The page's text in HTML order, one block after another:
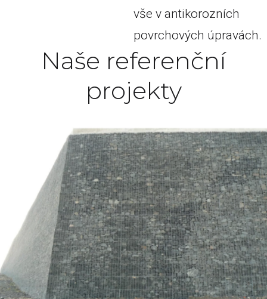
vše v antikorozních
povrchových úpravách.
Naše referenční
projekty